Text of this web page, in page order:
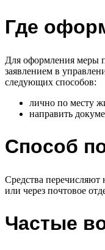
Где
Для оформления меры
заявлением в
следующих способов:
лично по месту
направить
Способ
Средства перечисляют
или через почтовое
Частые